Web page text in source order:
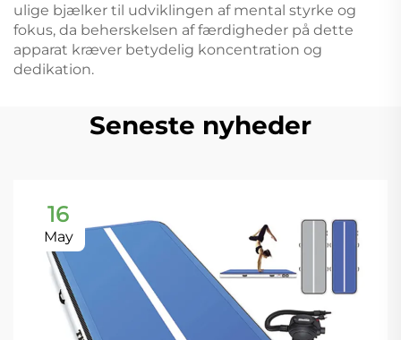
ulige bjælker til udviklingen af mental styrke og
fokus, da beherskelsen af færdigheder på dette
apparat kræver betydelig koncentration og
dedikation.
Seneste nyheder
16
May